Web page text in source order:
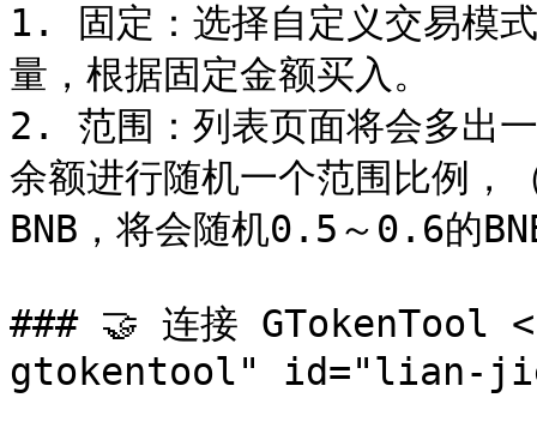
1. 固定：选择自定义交易模
量，根据固定金额买入。
2. 范围：列表页面将会多出
余额进行随机一个范围比例，
BNB，将会随机0.5～0.6的
### 🤝 连接
gtokentool" id="lian-